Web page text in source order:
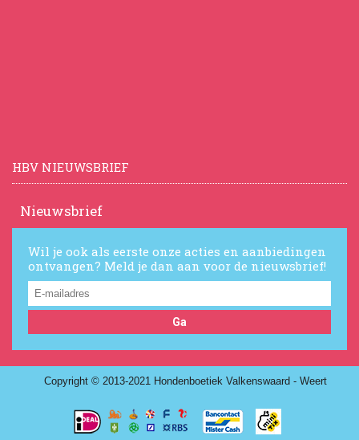
HBV NIEUWSBRIEF
Nieuwsbrief
Wil je ook als eerste onze acties en aanbiedingen
ontvangen? Meld je dan aan voor de nieuwsbrief!
Ga
Copyright © 2013-2021 Hondenboetiek Valkenswaard - Weert